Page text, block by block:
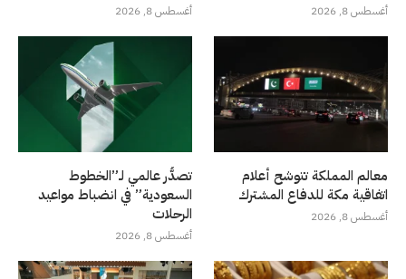
أغسطس 8, 2026 أغسطس 8, 2026
معالم المملكة تتوشح أعلام
اتفاقية مكة للدفاع المشترك
أغسطس 8, 2026
تصدُّر عالمي لـ”الخطوط
السعودية” في انضباط مواعيد
الرحلات
أغسطس 8, 2026